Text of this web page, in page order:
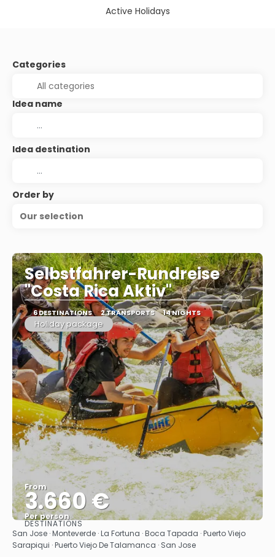
Active Holidays
Categories
Idea name
Idea destination
Order by
Our selection
Selbstfahrer-Rundreise
"Costa Rica Aktiv"
6 DESTINATIONS 2 TRANSPORTS 14 NIGHTS
Holiday package
From
3.660 €
Per person
See
DESTINATIONS
San Jose · Monteverde · La Fortuna · Boca Tapada · Puerto Viejo
Sarapiqui · Puerto Viejo De Talamanca · San Jose